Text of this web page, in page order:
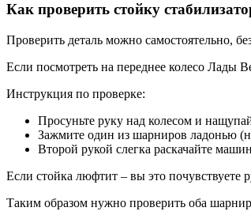
Как проверить стойку
Проверить деталь можно самостоятельно,
Если посмотреть на переднее колесо Лады
Инструкция по проверке:
Просуньте руку над колесом и
Зажмите один из шарниров ладонью
Второй рукой слегка раскачайте
Если стойка люфтит – вы это почувствуете
Таким образом нужно проверить оба